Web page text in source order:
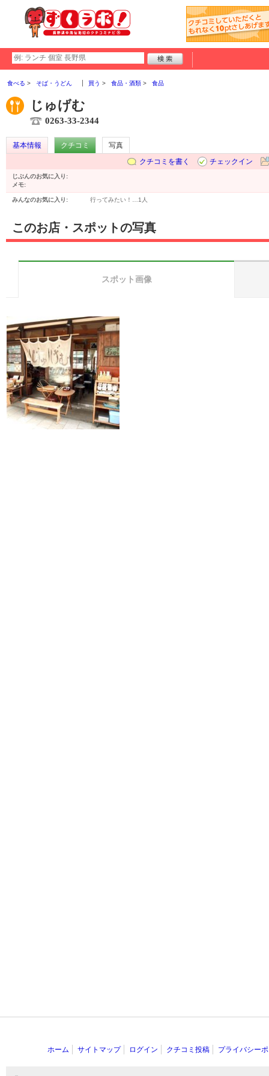
食べる そば・うどん 買う 食品・酒類 食品
じゅげむ
0263-33-2344
基本情報 クチコミ
写真
クチコミを書く
チェックイン
じぶんのお気に入り:
メモ:
みんなのお気に入り: 行ってみたい！… 1人
このお店・スポットの写真
スポット画像
ホーム サイトマップ ログイン クチコミ投稿 プライバシー